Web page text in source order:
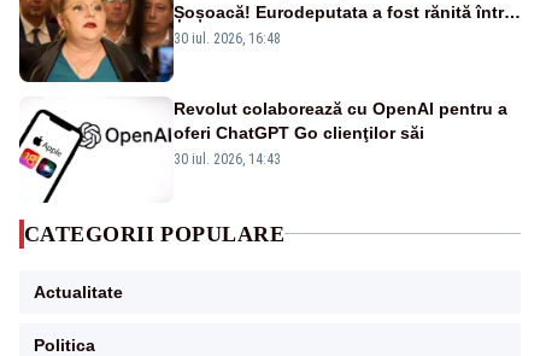
Șoșoacă! Eurodeputata a fost rănită într-
un accident rutier
30 iul. 2026, 16:48
Revolut colaborează cu OpenAI pentru a
oferi ChatGPT Go clienţilor săi
30 iul. 2026, 14:43
CATEGORII POPULARE
Actualitate
Politica